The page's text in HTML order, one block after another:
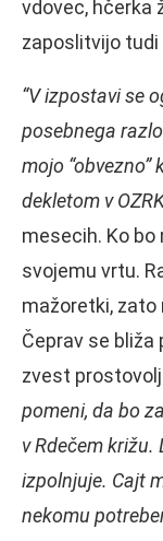
vdovec, hčerka
zaposlitvijo tudi
“V izpostavi se
posebnega
mojo
dekletom v
mesecih. Ko
svojemu vrtu.
mažoretki, zato
Čeprav se bliža
zvest
pomeni, da bo
v Rdečem križu.
izpolnjuje. Cajt
nekomu